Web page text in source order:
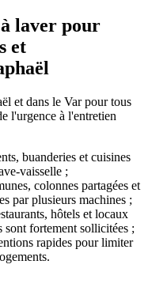
laver pour
et
et dans le Var pour tous
l'urgence à l'entretien
buanderies et cuisines
vaisselle ;
colonnes partagées et
par plusieurs machines ;
hôtels et locaux
sont fortement sollicitées ;
rapides pour limiter